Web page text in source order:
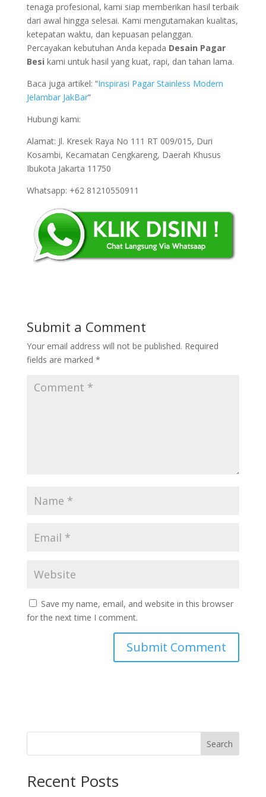
tenaga profesional, kami siap memberikan hasil terbaik
dari awal hingga selesai. Kami mengutamakan kualitas,
ketepatan waktu, dan kepuasan pelanggan.
Percayakan kebutuhan Anda kepada Desain Pagar
Besi kami untuk hasil yang kuat, rapi, dan tahan lama.
Baca juga artikel: “Inspirasi Pagar Stainless Modern
Jelambar JakBar”
Hubungi kami:
Alamat: Jl. Kresek Raya No 111 RT 009/015, Duri
Kosambi, Kecamatan Cengkareng, Daerah Khusus
Ibukota Jakarta 11750
Whatsapp: +62 81210550911
Submit a Comment
Your email address will not be published. Required
fields are marked *
Save my name, email, and website in this browser
for the next time I comment.
Search
Recent Posts